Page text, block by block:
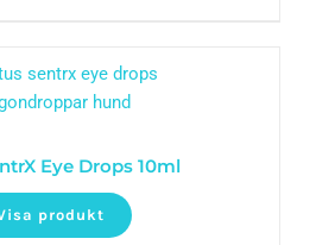
Eye Drops 10ml
produkt